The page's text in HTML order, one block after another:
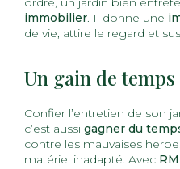
immobilier. Il donne une
de vie, attire le regard et
Un gain de
Confier l’entretien de son
c’est aussi gagner du
contre les mauvaises
matériel inadapté. Avec